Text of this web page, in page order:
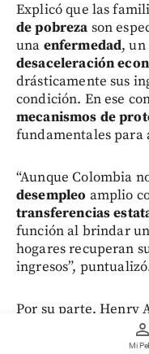
person
Mi
Explicó que las
de pobreza son
una enfermedad, un
desaceleración
drásticamente sus
condición. En ese
mecanismos de
fundamentales para
“Aunque Colombia
desempleo amplio
transferencias
función al brindar
hogares recuperan
ingresos”,
Por su parte, Henry
Hacienda Pública,
esa reducción